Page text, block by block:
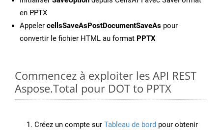
en PPTX
Appeler cellsSaveAsPostDocumentSaveAs pour
convertir le fichier HTML au format PPTX
Commencez à exploiter les API REST
Aspose.Total pour DOT to PPTX
Créez un compte sur Tableau de bord pour obtenir